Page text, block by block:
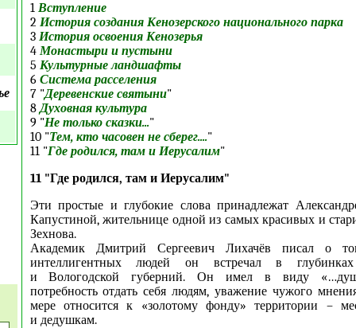
1 Вступление
2 История создания Кенозерского национального парка
3 История освоения Кенозерья
4Монастыри и пустыни
5 Культурные ландшафты
6 Система расселения
7 "Деревенские святыни"
8Духовная культура
9 "Не только сказки..."
10 "Тем, кто часовен не сберег...."
11 "Где родился, там и Иерусалим"
11 "Где родился, там и Иерусалим"
Эти простые и глубокие слова принадлежат
Капустиной, жительнице одной из самых красивых и
Зехнова.
Академик Дмитрий Сергеевич Лихачёв писал о
интеллигентных людей он встречал в глубинках
и Вологодской губерний. Он имел в виду
потребность отдать себя людям, уважение чужого
мере относится к «золотому фонду» территории –
и дедушкам.